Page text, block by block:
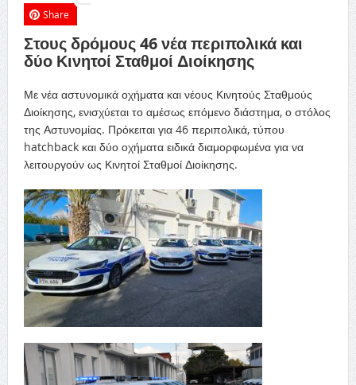
Share
Στους δρόμους 46 νέα περιπολικά και
δύο Κινητοί Σταθμοί Διοίκησης
Με νέα αστυνομικά οχήματα και νέους Κινητούς Σταθμούς
Διοίκησης, ενισχύεται το αμέσως επόμενο διάστημα, ο στόλος
της Αστυνομίας. Πρόκειται για 46 περιπολικά, τύπου
hatchback και δύο οχήματα ειδικά διαμορφωμένα για να
λειτουργούν ως Κινητοί Σταθμοί Διοίκησης.